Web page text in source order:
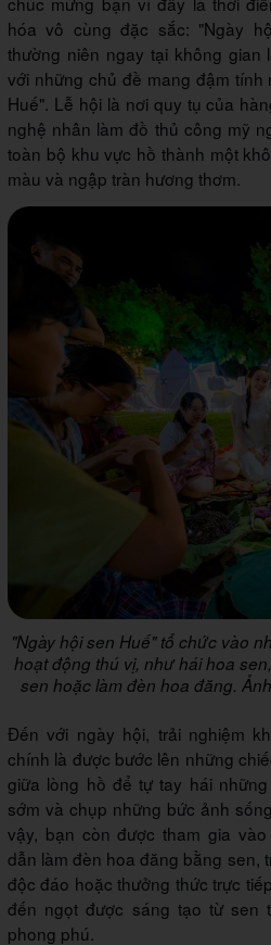
hóa vô cùng đặc sắc: "Ngày
thường niên ngay tại không gian
với những chủ đề mang đậm tính
Huế". Lễ hội là nơi quy tụ của
nghệ nhân làm đồ thủ công mỹ
toàn bộ khu vực hồ thành một
màu và ngập tràn hương thơm.
"Ngày hội sen Huế" tổ chức vào
hoạt động thú vị, như hái hoa
sen hoặc làm đèn hoa đăng.
Đến với ngày hội, trải nghiệm
chính là được bước lên những
giữa lòng hồ để tự tay hái
sớm và chụp những bức ảnh
vậy, bạn còn được tham gia
dẫn làm đèn hoa đăng bằng sen,
độc đáo hoặc thưởng thức trực
đến ngọt được sáng tạo từ sen
phong phú.